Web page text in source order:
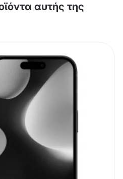
αυτής της